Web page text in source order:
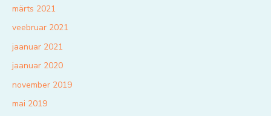
märts 2021
veebruar 2021
jaanuar 2021
jaanuar 2020
november 2019
mai 2019